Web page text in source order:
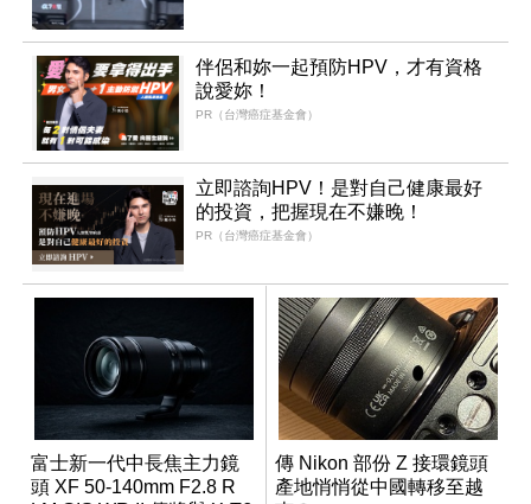
伴侶和妳一起預防HPV，才有資格
說愛妳！
PR（台灣癌症基金會）
立即諮詢HPV！是對自己健康最好
的投資，把握現在不嫌晚！
PR（台灣癌症基金會）
富士新一代中長焦主力鏡
頭 XF 50-140mm F2.8 R
傳 Nikon 部份 Z 接環鏡頭
產地悄悄從中國轉移至越